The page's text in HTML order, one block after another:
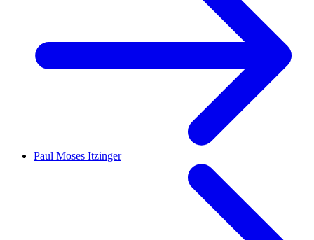
Paul Moses Itzinger